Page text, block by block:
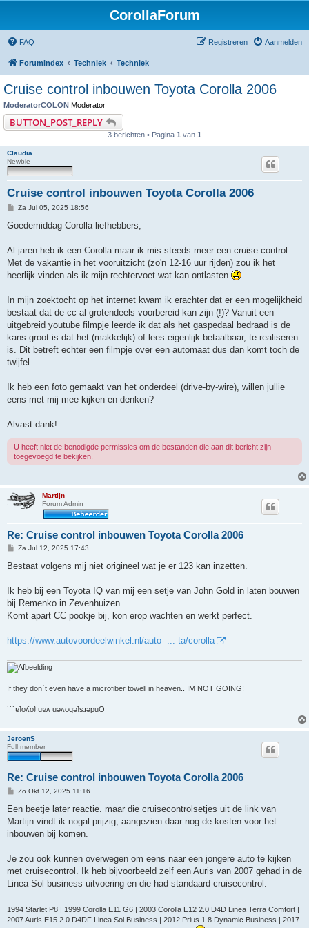
CorollaForum
FAQ Aanmelden
Registreren
Forumindex Techniek Techniek
Cruise control inbouwen Toyota Corolla 2006
ModeratorCOLON Moderator
BUTTON_POST_REPLY
3 berichten • Pagina 1 van 1
Claudia
Newbie
Cruise control inbouwen Toyota Corolla 2006
B
r
h
Za Jul 05, 2025 18:56
Goedemiddag Corolla liefhebbers,
Al jaren heb ik een Corolla maar ik mis steeds meer een cruise control.
Met de vakantie in het vooruitzicht (zo'n 12-16 uur rijden) zou ik het
heerlijk vinden als ik mijn rechtervoet wat kan ontlasten
In mijn zoektocht op het internet kwam ik erachter dat er een mogelijkheid
bestaat dat de cc al grotendeels voorbereid kan zijn (!)? Vanuit een
uitgebreid youtube filmpje leerde ik dat als het gaspedaal bedraad is de
kans groot is dat het (makkelijk) of lees eigenlijk betaalbaar, te realiseren
is. Dit betreft echter een filmpje over een automaat dus dan komt toch de
twijfel.
Ik heb een foto gemaakt van het onderdeel (drive-by-wire), willen jullie
eens met mij mee kijken en denken?
Alvast dank!
U heeft niet de benodigde permissies om de bestanden die aan dit bericht zijn
toegevoegd te bekijken.
Martijn
Forum Admin
Re: Cruise control inbouwen Toyota Corolla 2006
B
r
h
Za Jul 12, 2025 17:43
Bestaat volgens mij niet origineel wat je er 123 kan inzetten.
Ik heb bij een Toyota IQ van mij een setje van John Gold in laten bouwen
bij Remenko in Zevenhuizen.
Komt apart CC pookje bij, kon erop wachten en werkt perfect.
https://www.autovoordeelwinkel.nl/auto- ... ta/corolla
If they don´t even have a microfiber towell in heaven.. IM NOT GOING!
˙˙˙ɐʇoʎoʇ uɐʌ uǝʌoqǝʇsɹǝpuO
JeroenS
Full member
Re: Cruise control inbouwen Toyota Corolla 2006
B
r
c
h
Zo Okt 12, 2025 11:16
Een beetje later reactie. maar die cruisecontrolsetjes uit de link van
Martijn vindt ik nogal prijzig, aangezien daar nog de kosten voor het
inbouwen bij komen.
Je zou ook kunnen overwegen om eens naar een jongere auto te kijken
met cruisecontrol. Ik heb bijvoorbeeld zelf een Auris van 2007 gehad in de
Linea Sol business uitvoering en die had standaard cruisecontrol.
1994 Starlet P8 | 1999 Corolla E11 G6 | 2003 Corolla E12 2.0 D4D Linea Terra Comfort |
2007 Auris E15 2.0 D4DF Linea Sol Business | 2012 Prius 1.8 Dynamic Business | 2017